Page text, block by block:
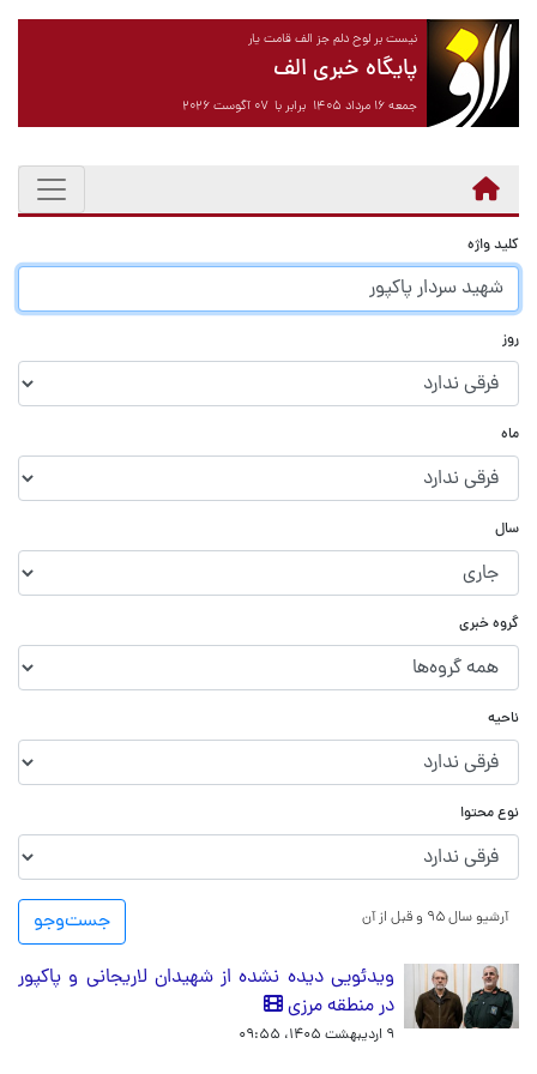
نیست بر لوح دلم جز الف قامت یار
پایگاه خبری الف
جمعه ۱۶ مرداد ۱۴۰۵ برابر با ۰۷ آگوست ۲۰۲۶
کلید واژه
روز
ماه
سال
گروه خبری
ناحیه
نوع محتوا
جست‌و‌جو آرشیو سال ۹۵ و قبل از آن
ویدئویی دیده نشده از شهیدان لاریجانی و پاکپور
در منطقه مرزی
۹ اردیبهشت ۱۴۰۵، ۰۹:۵۵